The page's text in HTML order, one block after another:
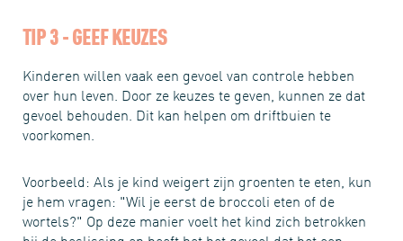
TIP 3 - GEEF KEUZES
Kinderen willen vaak een gevoel van controle hebben
over hun leven. Door ze keuzes te geven, kunnen ze dat
gevoel behouden. Dit kan helpen om driftbuien te
voorkomen.
Voorbeeld: Als je kind weigert zijn groenten te eten, kun
je hem vragen: "Wil je eerst de broccoli eten of de
wortels?" Op deze manier voelt het kind zich betrokken